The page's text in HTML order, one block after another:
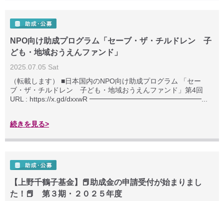
NPO向け助成プログラム「セーブ・ザ・チルドレン 子
ども・地域おうえんファンド」
2025.07.05 Sat
（転載します） ■日本国内のNPO向け助成プログラム 「セー
ブ・ザ・チルドレン 子ども・地域おうえんファンド」第4回
URL : https://x.gd/dxxwR ━━━━━━━━━━━━━━━━...
続きを見る>
【上野千鶴子基金】📕助成金の申請受付が始まりまし
た！📕 第３期・２０２５年度